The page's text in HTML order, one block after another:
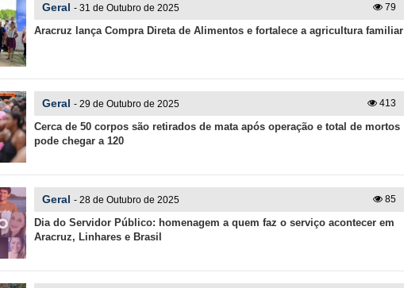
79
Geral - 31 de Outubro de 2025
Aracruz lança Compra Direta de Alimentos e fortalece a agricultura familiar
413
Geral - 29 de Outubro de 2025
Cerca de 50 corpos são retirados de mata após operação e total de mortos
pode chegar a 120
85
Geral - 28 de Outubro de 2025
Dia do Servidor Público: homenagem a quem faz o serviço acontecer em
Aracruz, Linhares e Brasil